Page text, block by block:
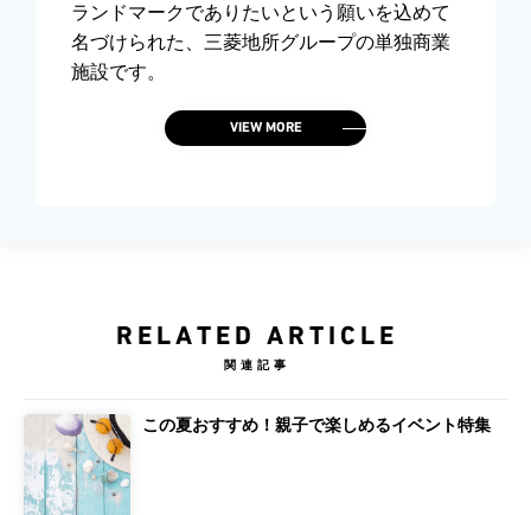
ランドマークでありたいという願いを込めて
名づけられた、三菱地所グループの単独商業
施設です。
VIEW MORE
RELATED ARTICLE
関連記事
この夏おすすめ！親子で楽しめるイベント特集